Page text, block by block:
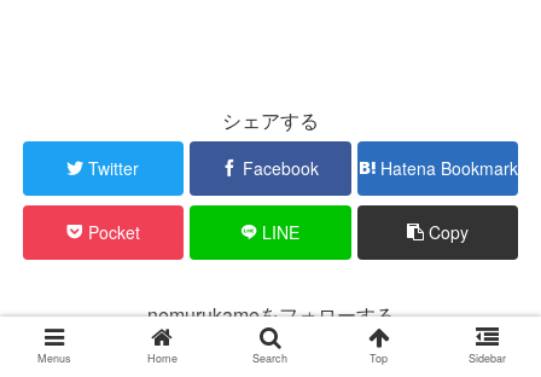
シェアする
Twitter Facebook Hatena Bookmark
Pocket LINE Copy
nemurukameをフォローする
Menus Home Search Top Sidebar